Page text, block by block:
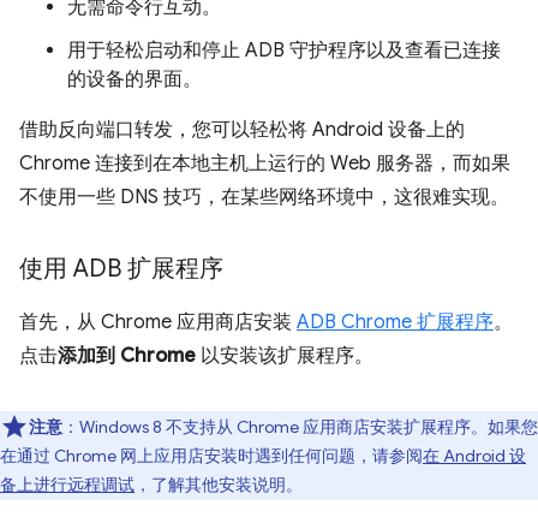
无需命令行互动。
用于轻松启动和停止 ADB 守护程序以及查看已连接
的设备的界面。
借助反向端口转发，您可以轻松将 Android 设备上的
Chrome 连接到在本地主机上运行的 Web 服务器，而如果
不使用一些 DNS 技巧，在某些网络环境中，这很难实现。
使用 ADB 扩展程序
首先，从 Chrome 应用商店安装 ADB Chrome 扩展程序。
点击添加到 Chrome 以安装该扩展程序。
注意 ：Windows 8 不支持从 Chrome 应用商店安装扩展程序。如果您
在通过 Chrome 网上应用店安装时遇到任何问题，请参阅在 Android 设
备上进行远程调试 ，了解其他安装说明。